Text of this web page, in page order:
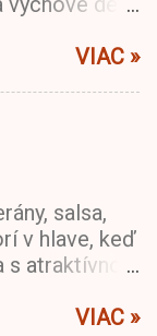
prvotnom
Pre
a
sypalo
VIAC »
salsa,
v hlave, keď
s atraktívnou
históriou.VIAC »